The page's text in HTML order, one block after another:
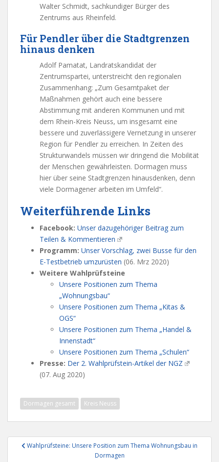
Walter Schmidt, sachkundiger Bürger des
Zentrums aus Rheinfeld.
Für Pendler über die Stadtgrenzen
hinaus denken
Adolf Pamatat, Landratskandidat der
Zentrumspartei, unterstreicht den regionalen
Zusammenhang: „Zum Gesamtpaket der
Maßnahmen gehört auch eine bessere
Abstimmung mit anderen Kommunen und mit
dem Rhein-Kreis Neuss, um insgesamt eine
bessere und zuverlässigere Vernetzung in unserer
Region für Pendler zu erreichen. In Zeiten des
Strukturwandels müssen wir dringend die Mobilität
der Menschen gewährleisten. Dormagen muss
hier über seine Stadtgrenzen hinausdenken, denn
viele Dormagener arbeiten im Umfeld“.
Weiterführende Links
Facebook: Unser dazugehöriger Beitrag zum
Teilen & Kommentieren
Programm: Unser Vorschlag, zwei Busse für den
E-Testbetrieb umzurüsten (06. Mrz 2020)
Weitere Wahlprüfsteine
Unsere Positionen zum Thema
„Wohnungsbau“
Unsere Positionen zum Thema „Kitas &
OGS“
Unsere Positionen zum Thema „Handel &
Innenstadt“
Unsere Positionen zum Thema „Schulen“
Presse: Der 2. Wahlprüfstein-Artikel der NGZ
(07. Aug 2020)
Dormagen gesamt Kreis Neuss
Beitragsnavigation
Wahlprüfsteine: Unsere Position zum Thema Wohnungsbau in
Dormagen